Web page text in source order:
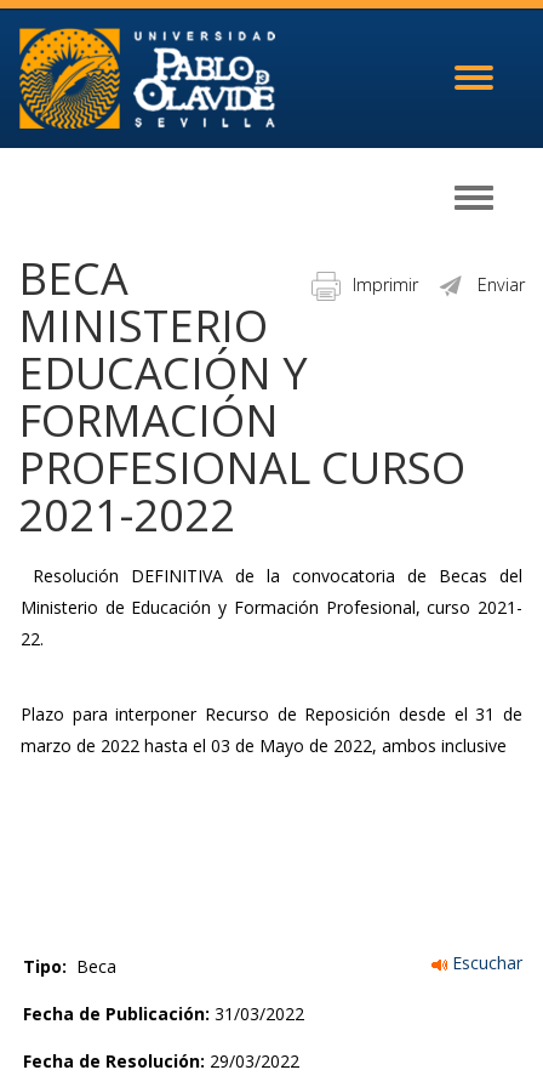
Toggle
Toggle
Enviar
Imprimir
BECA
MINISTERIO
EDUCACIÓN Y
FORMACIÓN
PROFESIONAL CURSO
2021-2022
Resolución DEFINITIVA de la convocatoria de Becas del
Ministerio de Educación y Formación Profesional, curso 2021-
22.
Plazo para interponer Recurso de Reposición desde el 31 de
marzo de 2022 hasta el 03 de Mayo de 2022, ambos inclusive
Escuchar
Tipo: Beca
Fecha de Publicación: 31/03/2022
Fecha de Resolución: 29/03/2022